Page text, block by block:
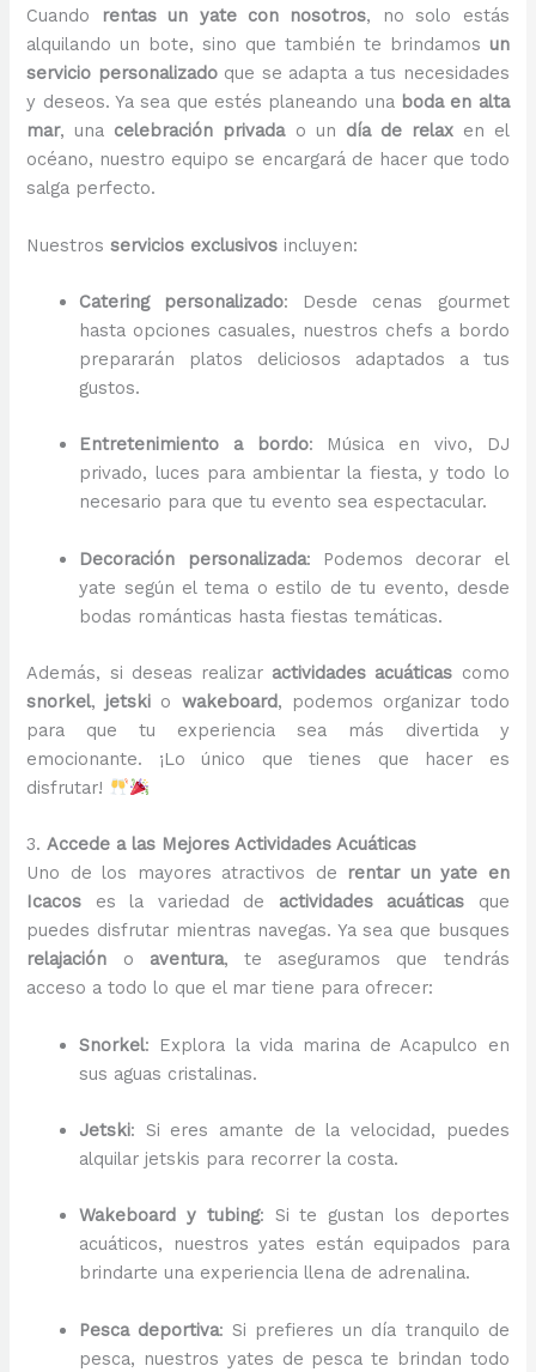
Cuando
rentas un yate con nosotros, no solo estás
alquilando un bote, sino que también te brindamos un
servicio personalizadoque se adapta a tus necesidades
y deseos. Ya sea que estés planeando una boda en alta
mar, una celebración privadao un día de relaxen el
océano, nuestro equipo se encargará de hacer que todo
salga perfecto.
Nuestrosservicios exclusivos incluyen:
Catering personalizado: Desde cenas gourmet
hasta opciones casuales, nuestros chefs a bordo
prepararán platos deliciosos adaptados a tus
gustos.
Entretenimiento a bordo: Música en vivo, DJ
privado, luces para ambientar la fiesta, y todo lo
necesario para que tu evento sea espectacular.
Decoración personalizada: Podemos decorar el
yate según el tema o estilo de tu evento, desde
bodas románticas hasta fiestas temáticas.
Además, si deseas realizar actividades acuáticas como
snorkel, jetski o wakeboard, podemos organizar todo
para que tu experiencia sea más divertida y
emocionante. ¡Lo único que tienes que hacer es
disfrutar!
3.Accede a las Mejores Actividades Acuáticas
Uno de los mayores atractivos de
rentar un yate en
Icacos es la variedad de actividades acuáticas que
puedes disfrutar mientras navegas. Ya sea que busques
relajación o aventura, te aseguramos que tendrás
acceso a todo lo que el mar tiene para ofrecer:
Snorkel: Explora la vida marina de Acapulco en
sus aguas cristalinas.
Jetski: Si eres amante de la velocidad, puedes
alquilar jetskis para recorrer la costa.
Wakeboard y tubing: Si te gustan los deportes
acuáticos, nuestros yates están equipados para
brindarte una experiencia llena de adrenalina.
Pesca deportiva: Si prefieres un día tranquilo de
pesca, nuestros yates de pesca te brindan todo